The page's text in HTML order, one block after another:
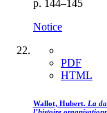
p. 144–145
Notice
PDF
HTML
Wallot, Hubert. La